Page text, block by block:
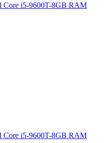
Core i5-9600T-8GB RAM
Core i5-9600T-8GB RAM